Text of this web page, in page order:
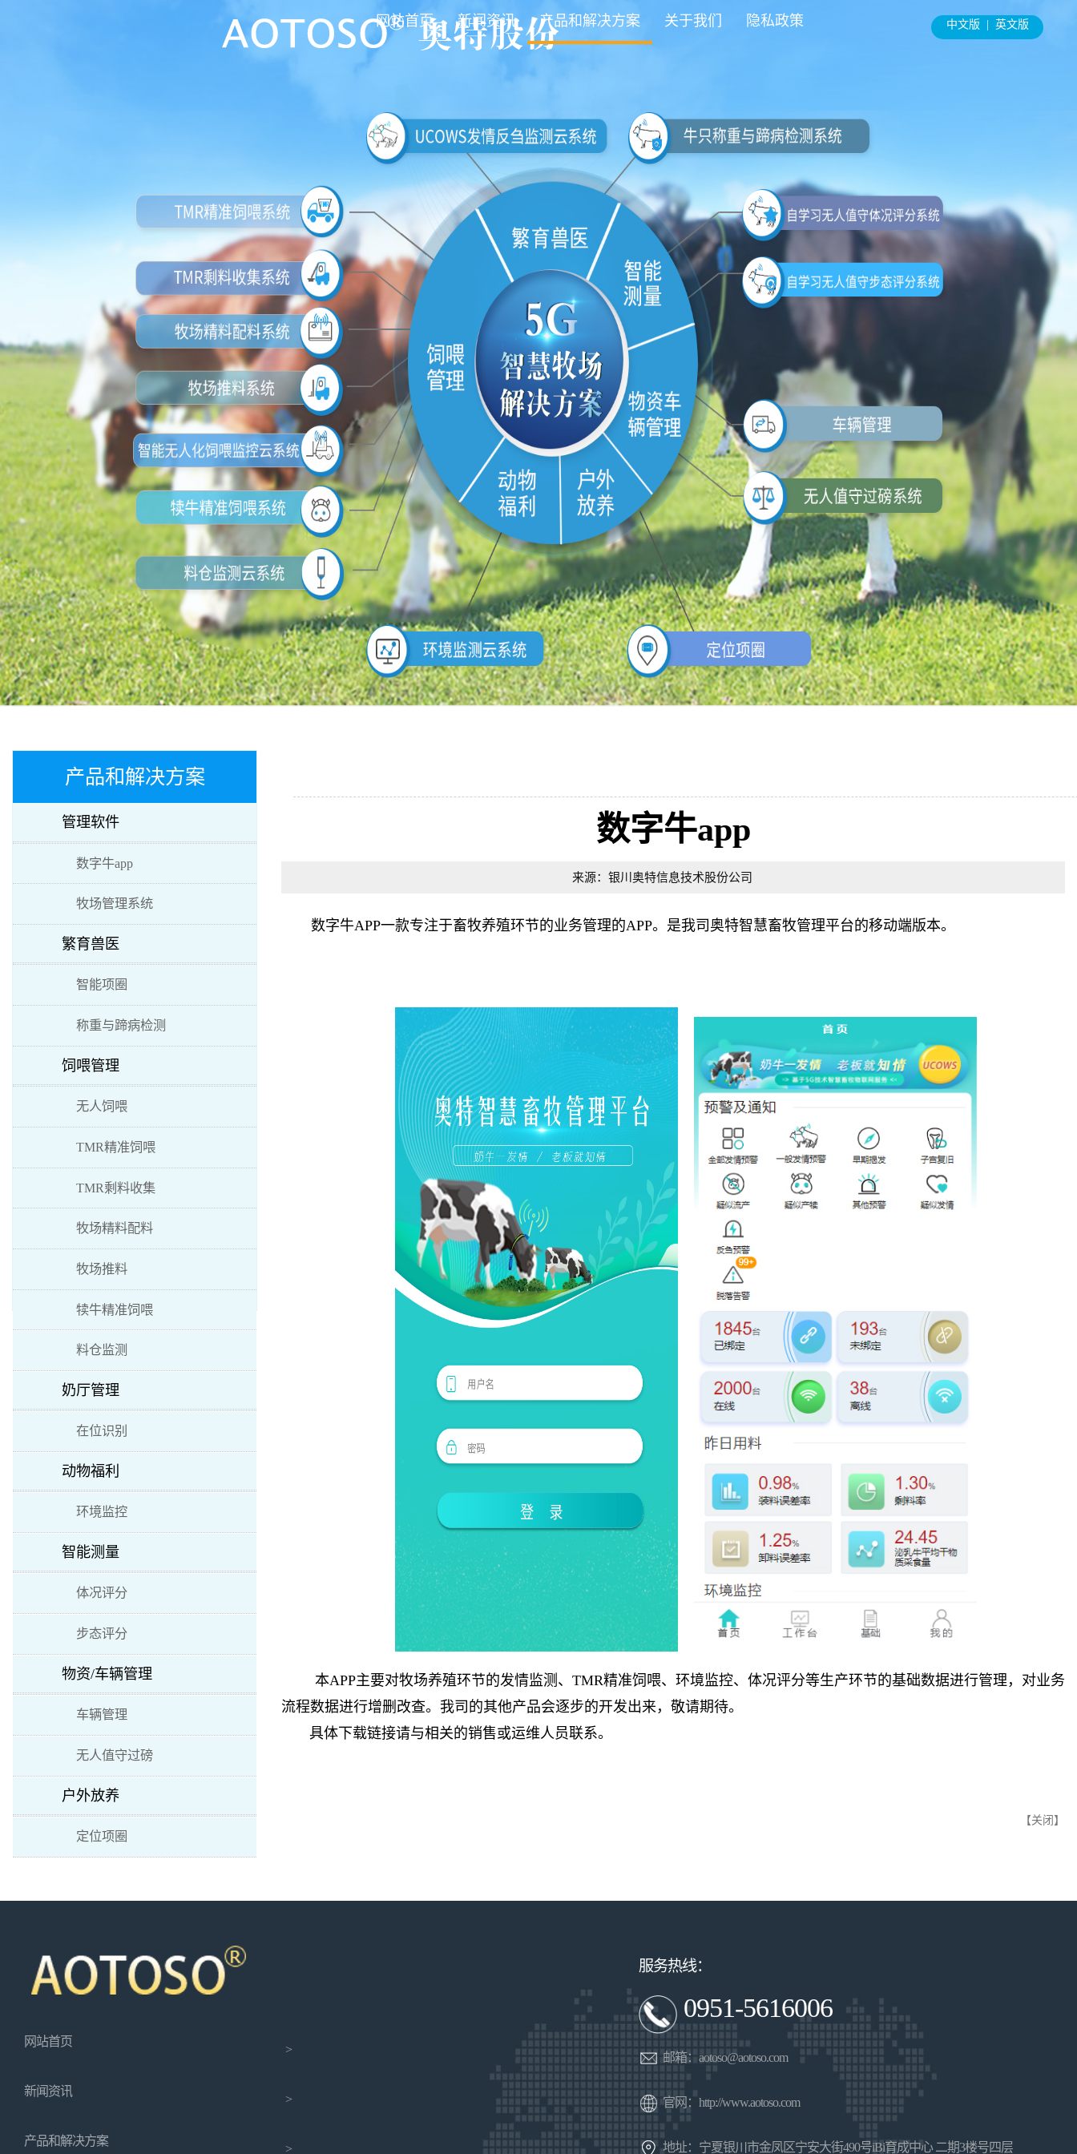
网站首页 新闻资讯 产品和解决方案 关于我们 隐私政策 中文版 | 英文版
产品和解决方案
管理软件
数字牛app
牧场管理系统
繁育兽医
智能项圈
称重与蹄病检测
饲喂管理
无人饲喂
TMR精准饲喂
TMR剩料收集
牧场精料配料
牧场推料
犊牛精准饲喂
料仓监测
奶厅管理
在位识别
动物福利
环境监控
智能测量
体况评分
步态评分
物资/车辆管理
车辆管理
无人值守过磅
户外放养
定位项圈
数字牛app
来源：银川奥特信息技术股份公司
数字牛APP一款专注于畜牧养殖环节的业务管理的APP。是我司奥特智慧畜牧管理平台的移动端版本。
本APP主要对牧场养殖环节的发情监测、TMR精准饲喂、环境监控、体况评分等生产环节的基础数据进行管理，对业务
流程数据进行增删改查。我司的其他产品会逐步的开发出来，敬请期待。
具体下载链接请与相关的销售或运维人员联系。
【关闭】
网站首页
>
新闻资讯
>
产品和解决方案
>
服务热线：
0951-5616006
邮箱：aotoso@aotoso.com
官网：http://www.aotoso.com
地址：宁夏银川市金凤区宁安大街490号iBi育成中心 二期3楼号四层